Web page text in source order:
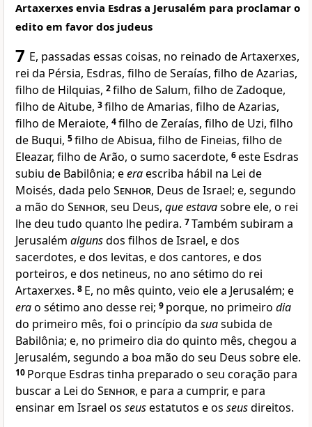
Artaxerxes envia Esdras a Jerusalém para proclamar o
edito em favor dos judeus
7 E, passadas essas coisas, no reinado de Artaxerxes,
rei da Pérsia, Esdras, filho de Seraías, filho de Azarias,
filho de Hilquias, 2filho de Salum, filho de Zadoque,
filho de Aitube, 3filho de Amarias, filho de Azarias,
filho de Meraiote, 4filho de Zeraías, filho de Uzi, filho
de Buqui, 5filho de Abisua, filho de Fineias, filho de
Eleazar, filho de Arão, o sumo sacerdote, 6este Esdras
subiu de Babilônia; eeraescriba hábil na Lei de
Moisés, dada pelo Senhor, Deus de Israel; e, segundo
a mão do Senhor, seu Deus, que estavasobre ele, o rei
lhe deu tudo quanto lhe pedira. 7Também subiram a
Jerusalém algunsdos filhos de Israel, e dos
sacerdotes, e dos levitas, e dos cantores, e dos
porteiros, e dos netineus, no ano sétimo do rei
Artaxerxes. 8 E, no mês quinto, veio ele a Jerusalém; e
erao sétimo ano desse rei; 9 porque, no primeiro dia
do primeiro mês, foi o princípio da suasubida de
Babilônia; e, no primeiro dia do quinto mês, chegou a
Jerusalém, segundo a boa mão do seu Deus sobre ele.
10 Porque Esdras tinha preparado o seu coração para
buscar a Lei do Senhor, e para a cumprir, e para
ensinar em Israel os seusestatutos e os seusdireitos.